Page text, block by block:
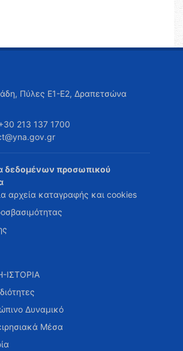
Πύλες Ε1-Ε2, Δραπετσώνα
213 137 1700
δεδομένων προσωπικού
αρχεία καταγραφής και cookies
ΙΣΤΟΡΙΑ
Δυναμικό
Μέσα